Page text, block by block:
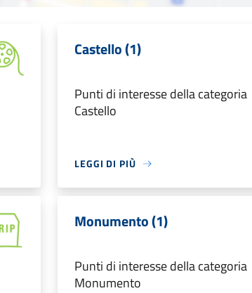
Castello (1)
Punti di interesse della categoria
Castello
LEGGI DI PIÙ
Monumento (1)
Punti di interesse della categoria
Monumento